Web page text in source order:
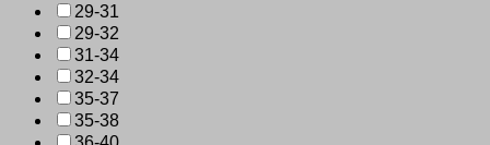
29-31
29-32
31-34
32-34
35-37
35-38